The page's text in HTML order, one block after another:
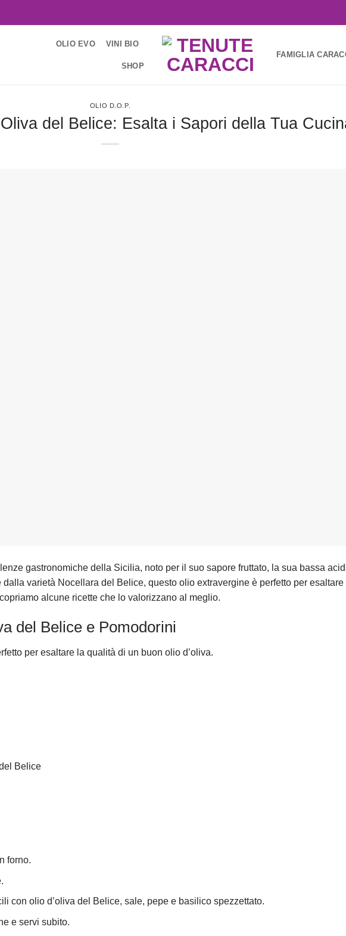
OLIO EVO VINI BIO
SHOP
FAMIGLIA
OLIO D.O.P.
del Belice: Esalta i Sapori della Tua
gastronomiche della Sicilia, noto per il suo sapore fruttato, la sua bassa
varietà Nocellara del Belice, questo olio extravergine è perfetto per esaltare
alcune ricette che lo valorizzano al meglio.
del Belice e Pomodorini
per esaltare la qualità di un buon olio d’oliva.
Belice
forno.
con olio d’oliva del Belice, sale, pepe e basilico spezzettato.
e servi subito.